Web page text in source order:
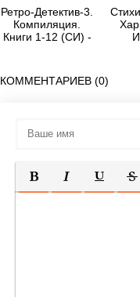
Ретро-Детектив-3.
Компиляция.
Книги 1-12 (СИ) -
КОММЕНТАРИЕВ (0)
ПОЛУЖИРНЫЙ
КУРСИВ